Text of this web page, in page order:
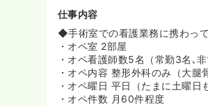
仕事内容
◆手術室での看護業務に携わって
・オペ室 2部屋
・オペ看護師数5名（常勤3名､非
・オペ内容 整形外科のみ（大腿
・オペ曜日 平日（たまに土曜日
・オペ件数 月60件程度